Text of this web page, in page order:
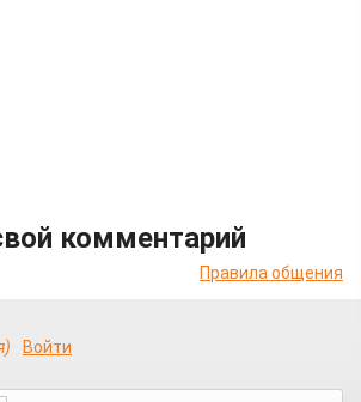
комментарий
Правила общения
Войти